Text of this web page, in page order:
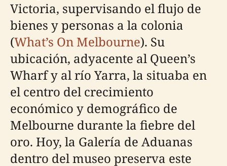
Victoria, supervisando el flujo de
bienes y personas a la colonia
(What’s On Melbourne). Su
ubicación, adyacente al Queen’s
Wharf y al río Yarra, la situaba en
el centro del crecimiento
económico y demográfico de
Melbourne durante la fiebre del
oro. Hoy, la Galería de Aduanas
dentro del museo preserva este